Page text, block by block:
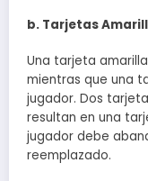
b. Tarjetas
Una tarjeta
mientras que una
jugador. Dos
resultan en una
jugador debe
reemplazado.